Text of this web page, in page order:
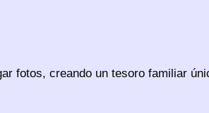
fotos, creando un tesoro familiar